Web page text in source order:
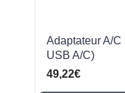
Adaptateur A/
USB A/C)
49,22€